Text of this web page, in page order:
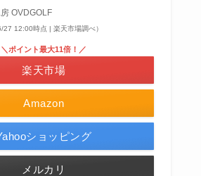
OVDGOLF
27 12:00時点 | 楽天市場調べ）
Amazon
＼ポイント最大11倍！／
楽天市場
ショッピング
メルカリ